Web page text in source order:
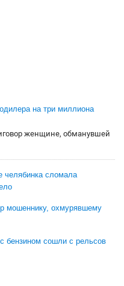
на три миллиона
женщине, обманувшей
челябинка сломала
мошеннику, охмурявшему
бензином сошли с рельсов